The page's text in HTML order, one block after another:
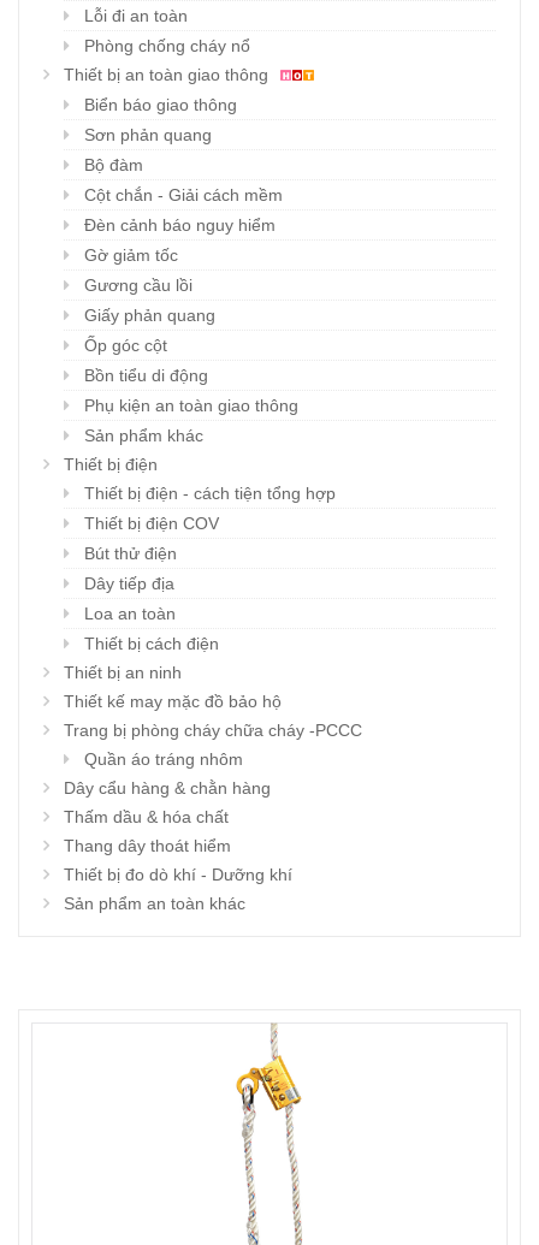
Lỗi đi an toàn
Phòng chống cháy nổ
Thiết bị an toàn giao thông
Biển báo giao thông
Sơn phản quang
Bộ đàm
Cột chắn - Giải cách mềm
Đèn cảnh báo nguy hiểm
Gờ giảm tốc
Gương cầu lồi
Giấy phản quang
Ốp góc cột
Bồn tiểu di động
Phụ kiện an toàn giao thông
Sản phẩm khác
Thiết bị điện
Thiết bị điện - cách tiện tổng hợp
Thiết bị điện COV
Bút thử điện
Dây tiếp địa
Loa an toàn
Thiết bị cách điện
Thiết bị an ninh
Thiết kế may mặc đồ bảo hộ
Trang bị phòng cháy chữa cháy -PCCC
Quần áo tráng nhôm
Dây cẩu hàng & chằn hàng
Thấm dầu & hóa chất
Thang dây thoát hiểm
Thiết bị đo dò khí - Dưỡng khí
Sản phẩm an toàn khác